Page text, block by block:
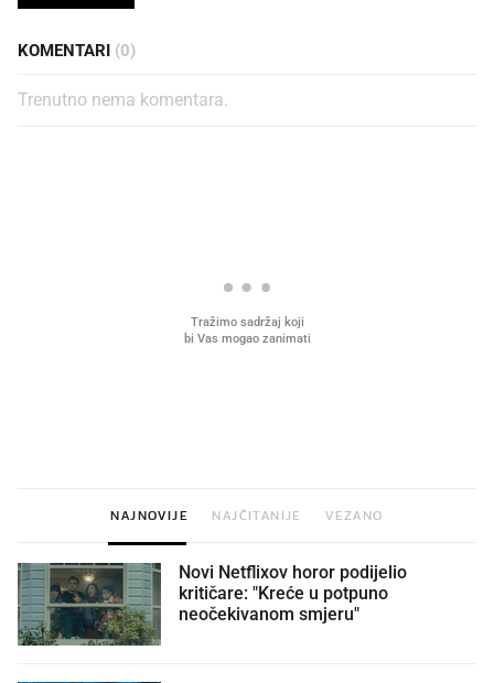
KOMENTARI (0)
Trenutno nema komentara.
NAJNOVIJE NAJČITANIJE VEZANO
Novi Netflixov horor podijelio
kritičare: "Kreće u potpuno
neočekivanom smjeru"